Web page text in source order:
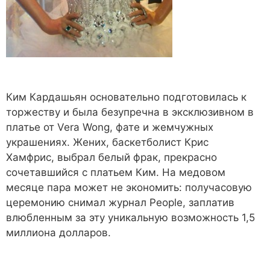
Ким Кардашьян основательно подготовилась к
торжеству и была безупречна в эксклюзивном в
платье от Vera Wong, фате и жемчужных
украшениях. Жених, баскетболист Крис
Хамфрис, выбрал белый фрак, прекрасно
сочетавшийся с платьем Ким. На медовом
месяце пара может не экономить: получасовую
церемонию снимал журнал People, заплатив
влюбленным за эту уникальную возможность 1,5
миллиона долларов.